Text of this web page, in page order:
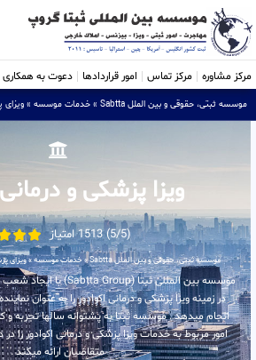
مرکز مشاوره مرکز تماس امور قراردادها دعوت به همکاری
موسسه ثبتی، حقوقی و بین الملل Sabtta » خدمات موسسه » ویزای
ویزا پزشکی و درمانی
(5/5) 1513 امتیاز
موسسه ثبتی، حقوقی و بین الملل Sabtta »خدمات موسسه»ویزای
در زمینه ویزا پزشکی و درمانی اکوادور را به عنوان
انجام میدهد . موسسه ثبتا به پشتوانه سالها تجربه
امور مربوط به خدمات ویزا پزشکی و درمانی اکوادور را
متقاضیان ارائه میکند .